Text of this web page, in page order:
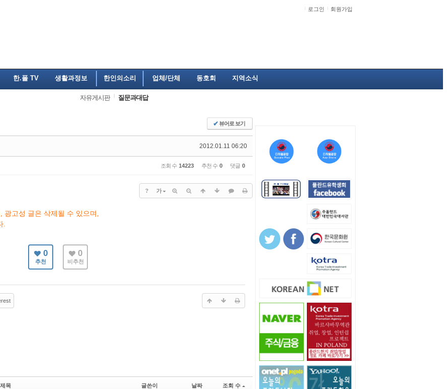
로그인 회원가입
한.폴 TV 생활과정보 한인의소리 업체/단체 동호회 지역소식
자유게시판 질문과대답
✔뷰어로 보기
2012.01.11 06:20
조회 수 14223 추천 수 0 댓글 0
? 가
광고성 글은 삭제될 수 있으며,
.
0
추천
0
비추천
제목 글쓴이 날짜 조회 수